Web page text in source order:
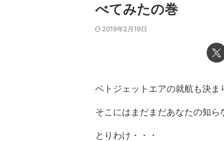
べてみたの巻
2019年2月19日
ベトジェットエアの就航も決ま
そこにはまだまだあなたの知ら
とりわけ・・・